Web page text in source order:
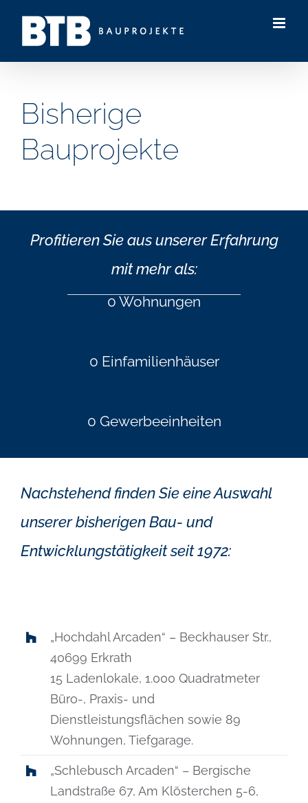
Bisherige
Bauprojekte
Profitieren Sie aus unserer Erfahrung
mit mehr als:
0 Wohnungen
0 Einfamilienhäuser
0 Gewerbeeinheiten
Nachstehend finden Sie eine Auswahl
unserer bisherigen Bau- und
Entwicklungstätigkeit seit 1972:
„Hochdahl Arcaden“ – Beckhauser Str.,
40699 Erkrath
15 Ladenlokale, 1.000 Quadratmeter
Büro-, Praxis- und
Dienstleistungsflächen sowie 89
Wohnungen, Tiefgarage.
„Schlebusch Arcaden“ – Bergische
Landstraße 67, Am Klösterchen 5-6,